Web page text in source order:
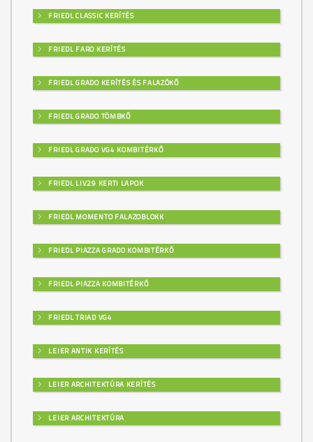
FRIEDL CLASSIC KERÍTÉS
FRIEDL FARO KERÍTÉS
FRIEDL GRADO KERÍTÉS ÉS FALAZÓKŐ
FRIEDL GRADO TÖMBKŐ
FRIEDL GRADO VG4 KOMBITÉRKŐ
FRIEDL LIV29 KERTI LAPOK
FRIEDL MOMENTO FALAZOBLOKK
FRIEDL PIAZZA GRADO KOMBITÉRKŐ
FRIEDL PIAZZA KOMBITÉRKŐ
FRIEDL TRIAD VG4
LEIER ANTIK KERÍTÉS
LEIER ARCHITEKTÚRA KERÍTÉS
LEIER ARCHITEKTÚRA